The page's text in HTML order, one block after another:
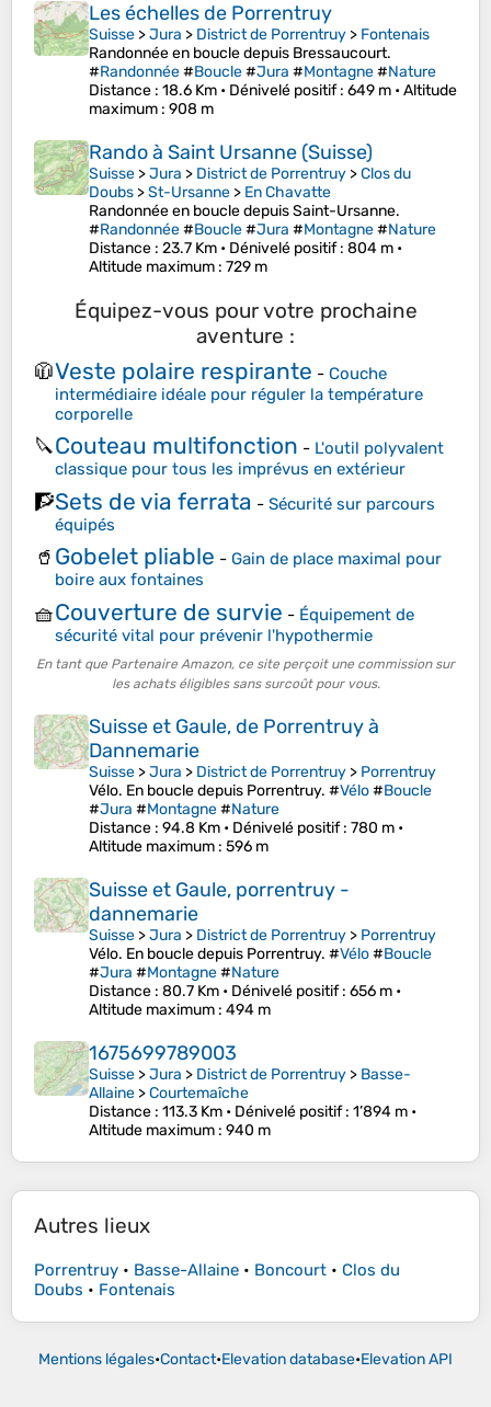
Les échelles de Porrentruy
Suisse >Jura > District de Porrentruy > Fontenais
Randonnée en boucle depuis Bressaucourt.
#Randonnée#Boucle#Jura #Montagne#Nature
Distance : 18.6 Km • Dénivelé positif: 649 m •Altitude
maximum : 908 m
Rando à Saint Ursanne (Suisse)
Suisse >Jura > District de Porrentruy >Clos du
Doubs >St-Ursanne > En Chavatte
Randonnée en boucle depuis Saint-Ursanne.
#Randonnée#Boucle#Jura #Montagne#Nature
Distance : 23.7 Km • Dénivelé positif: 804 m •
Altitude maximum : 729 m
Équipez-vous pour votre prochaine
aventure :
🧥Veste polaire respirante - Couche
intermédiaire idéale pour réguler la température
corporelle
🔪Couteau multifonction - L'outil polyvalent
classique pour tous les imprévus en extérieur
🧗Sets de via ferrata - Sécurité sur parcours
équipés
🥤 Gobelet pliable - Gain de place maximal pour
boire aux fontaines
🧺Couverture de survie - Équipement de
sécurité vital pour prévenir l'hypothermie
En tant que Partenaire Amazon, ce site perçoit une commission sur
les achats éligibles sans surcoût pour vous.
Suisse et Gaule, de Porrentruy à
Dannemarie
Suisse >Jura > District de Porrentruy > Porrentruy
Vélo. En boucle depuis Porrentruy. #Vélo#Boucle
#Jura #Montagne#Nature
Distance : 94.8 Km • Dénivelé positif: 780 m •
Altitude maximum : 596 m
Suisse et Gaule, porrentruy -
dannemarie
Suisse >Jura > District de Porrentruy > Porrentruy
Vélo. En boucle depuis Porrentruy. #Vélo#Boucle
#Jura #Montagne#Nature
Distance : 80.7 Km • Dénivelé positif: 656 m •
Altitude maximum : 494 m
1675699789003
Suisse >Jura > District de Porrentruy > Basse-
Allaine >Courtemaîche
Distance : 113.3 Km • Dénivelé positif: 1’894 m •
Altitude maximum : 940 m
Autres lieux
Porrentruy • Basse-Allaine • Boncourt • Clos du
Doubs • Fontenais
Mentions légales•Contact•Elevation database•Elevation API